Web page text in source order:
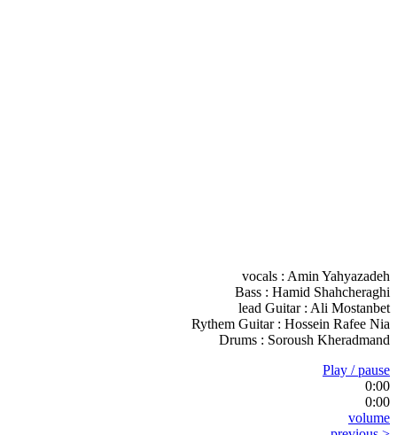
vocals : Amin Yahyazadeh
Bass : Hamid Shahcheraghi
lead Guitar : Ali Mostanbet
Rythem Guitar : Hossein Rafee Nia
Drums : Soroush Kheradmand
Play / pause
0:00
0:00
volume